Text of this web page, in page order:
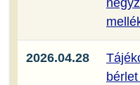
2026.04.28